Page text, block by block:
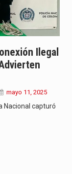
La incertidumbre continúa alrededor de la propuesta de paz anunciada…
Barranquilla ya tiene todo listo para recibir una nueva edición…
La Red Pro, integrada por 14 organizaciones que trabajan por…
Ilegal
mayo 11, 2025
Nacional capturó